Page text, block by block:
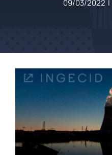
09/03/2022 |